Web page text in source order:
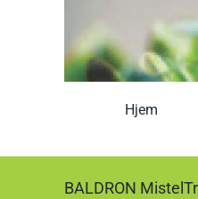
Hjem
BALDRON